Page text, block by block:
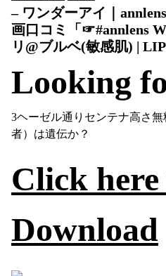
– ワンダーアイ｜
画口コミ「⁡☞#annlens
リ@ブルベ(敏感肌) |
Looking
3ヘーゼル通りセンテナ高さ
者）は遺伝か？
Click
Download